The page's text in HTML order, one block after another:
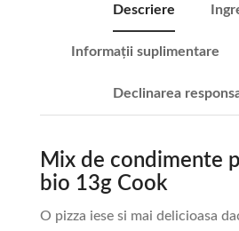
Descriere
Informații suplimentare
Declinarea
Mix de condimente
bio 13g Cook
O pizza iese si mai delicioasa